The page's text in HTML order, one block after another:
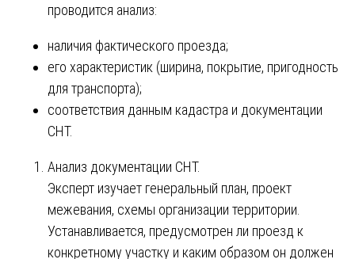
проводится анализ:
наличия фактического проезда;
его характеристик (ширина, покрытие, пригодность
для транспорта);
соответствия данным кадастра и документации
СНТ.
Анализ документации СНТ.
Эксперт изучает генеральный план, проект
межевания, схемы организации территории.
Устанавливается, предусмотрен ли проезд к
конкретному участку и каким образом он должен